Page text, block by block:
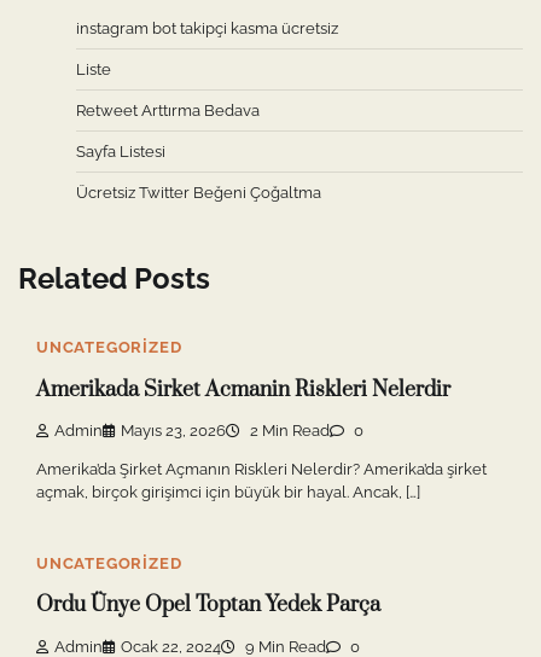
instagram bot takipçi kasma ücretsiz
Liste
Retweet Arttırma Bedava
Sayfa Listesi
Ücretsiz Twitter Beğeni Çoğaltma
Related Posts
UNCATEGORIZED
Amerikada Sirket Acmanin Riskleri Nelerdir
Admin Mayıs 23, 2026 2 Min Read 0
Amerika’da Şirket Açmanın Riskleri Nelerdir? Amerika’da şirket
açmak, birçok girişimci için büyük bir hayal. Ancak, […]
UNCATEGORIZED
Ordu Ünye Opel Toptan Yedek Parça
Admin Ocak 22, 2024 9 Min Read 0